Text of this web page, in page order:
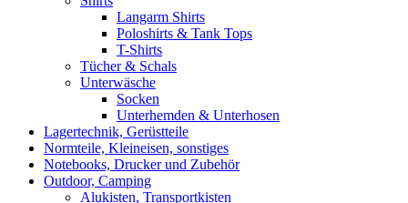
Langarm Shirts
Poloshirts & Tank Tops
T-Shirts
Tücher & Schals
Unterwäsche
Socken
Unterhemden & Unterhosen
Lagertechnik, Gerüstteile
Normteile, Kleineisen, sonstiges
Notebooks, Drucker und Zubehör
Outdoor, Camping
Alukisten, Transportkisten